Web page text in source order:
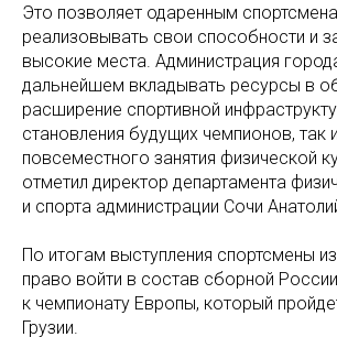
Это позволяет одаренным
реализовывать свои способности и
высокие места. Администрация
дальнейшем вкладывать ресурсы в
расширение спортивной
становления будущих чемпионов, так
повсеместного занятия физической
отметил директор департамента
и спорта администрации Сочи
По итогам выступления спортсмены
право войти в состав сборной
к чемпионату Европы, который
Грузии.